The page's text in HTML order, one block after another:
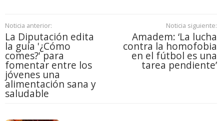
Noticia anterior:
La Diputación edita
la guía '¿Cómo
comes?' para
fomentar entre los
jóvenes una
alimentación sana y
saludable
Noticia siguiente:
Amadem: ‘La lucha
contra la homofobia
en el fútbol es una
tarea pendiente’